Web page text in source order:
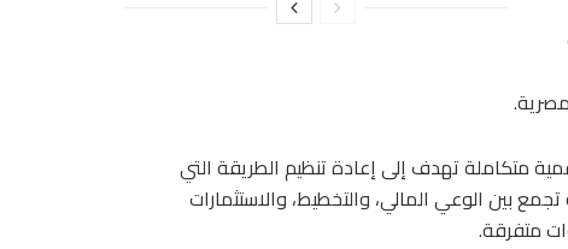
متكاملة تهدف إلى إعادة تنظيم الطريقة التي
بين الوعي المالي، والتخطيط، والاستثمارات
متفرقة.